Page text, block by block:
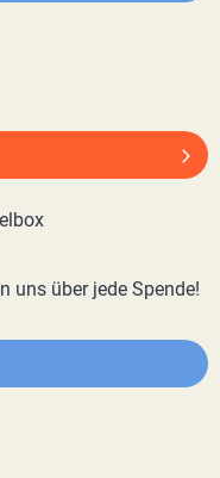
uns über jede Spende!